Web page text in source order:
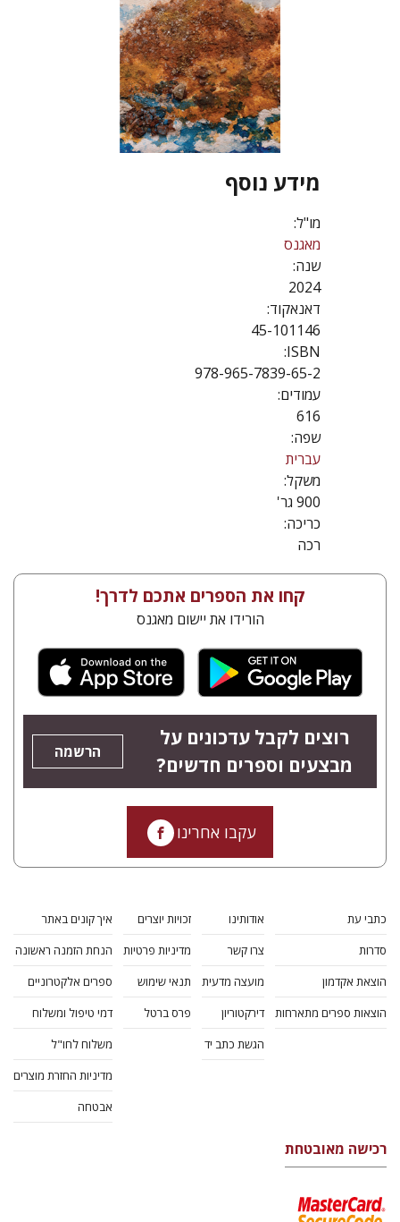
מידע נוסף
מו"ל:
מאגנס
שנה:
2024
דאנאקוד:
45-101146
ISBN:
978-965-7839-65-2
עמודים:
616
שפה:
עברית
משקל:
900 גר'
כריכה:
רכה
קחו את הספרים אתכם לדרך!
הורידו את יישום מאגנס
רוצים לקבל עדכונים על
מבצעים וספרים חדשים?
הרשמה
עקבו אחרינו
כתבי עת
סדרות
הוצאת אקדמון
הוצאות ספרים מתארחות
אודותינו
צרו קשר
מועצה מדעית
דירקטוריון
הגשת כתב יד
זכויות יוצרים
מדיניות פרטיות
תנאי שימוש
פרס ברטל
איך קונים באתר
הנחת הזמנה ראשונה
ספרים אלקטרוניים
דמי טיפול ומשלוח
משלוח לחו"ל
מדיניות החזרת מוצרים
אבטחה
רכישה מאובטחת